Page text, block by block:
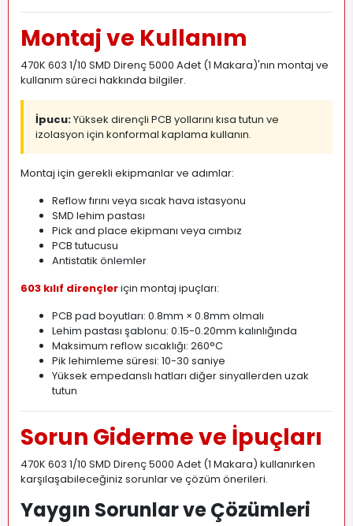
Montaj ve Kullanım
470K 603 1/10 SMD Direnç 5000 Adet (1 Makara)'nın montaj ve
kullanım süreci hakkında bilgiler.
İpucu:Yüksek dirençli PCB yollarını kısa tutun ve
izolasyon için konformal kaplama kullanın.
Montaj için gerekli ekipmanlar ve adımlar:
Reflow fırını veya sıcak hava istasyonu
SMD lehim pastası
Pick and place ekipmanı veya cımbız
PCB tutucusu
Antistatik önlemler
603 kılıf dirençleriçin montaj ipuçları:
PCB pad boyutları: 0.8mm × 0.8mm olmalı
Lehim pastası şablonu: 0.15-0.20mm kalınlığında
Maksimum reflow sıcaklığı: 260°C
Pik lehimleme süresi: 10-30 saniye
Yüksek empedanslı hatları diğer sinyallerden uzak
tutun
Sorun Giderme ve İpuçları
470K 603 1/10 SMD Direnç 5000 Adet (1 Makara) kullanırken
karşılaşabileceğiniz sorunlar ve çözüm önerileri.
Yaygın Sorunlar ve Çözümleri